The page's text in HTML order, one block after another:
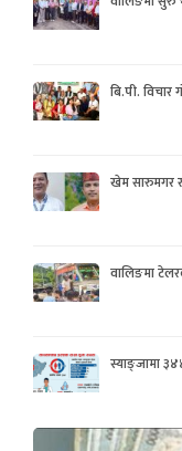
बि.पी. विचार
खेम सारुमगर र
वालिङमा
स्याङ्जामा